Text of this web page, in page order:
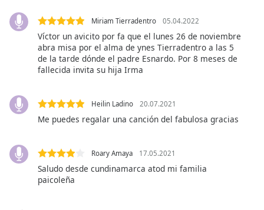
Text
Text
Background
Opacity
Miriam Tierradentro 05.04.2022
Víctor un avicito por fa que el lunes 26 de noviembre
abra misa por el alma de ynes Tierradentro a las 5
de la tarde dónde el padre Esnardo. Por 8 meses de
fallecida invita su hija Irma
Heilin Ladino 20.07.2021
Me puedes regalar una canción del fabulosa gracias
Roary Amaya 17.05.2021
Saludo desde cundinamarca atod mi familia
paicoleña